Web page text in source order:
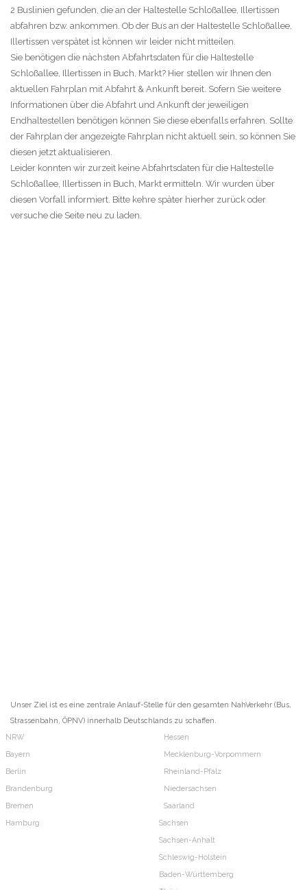
2 Buslinien gefunden, die an der Haltestelle Schloßallee, Illertissen
abfahren bzw. ankommen. Ob der Bus an der Haltestelle Schloßallee,
Illertissen verspätet ist können wir leider nicht mitteilen.
Sie benötigen die nächsten Abfahrtsdaten für die Haltestelle
Schloßallee, Illertissen in Buch, Markt? Hier stellen wir Ihnen den
aktuellen Fahrplan mit Abfahrt & Ankunft bereit. Sofern Sie weitere
Informationen über die Abfahrt und Ankunft der jeweiligen
Endhaltestellen benötigen können Sie diese ebenfalls erfahren. Sollte
der Fahrplan der angezeigte Fahrplan nicht aktuell sein, so können Sie
diesen jetzt aktualisieren.
Leider konnten wir zurzeit keine Abfahrtsdaten für die Haltestelle
Schloßallee, Illertissen in Buch, Markt ermitteln. Wir wurden über
diesen Vorfall informiert. Bitte kehre später hierher zurück oder
versuche die Seite neu zu laden.
Unser Ziel ist es eine zentrale Anlauf-Stelle für den gesamten NahVerkehr (Bus,
Strassenbahn, ÖPNV) innerhalb Deutschlands zu schaffen.
NRW
Bayern
Berlin
Brandenburg
Bremen
Hamburg
Hessen
Mecklenburg-Vorpommern
Rheinland-Pfalz
Niedersachsen
Saarland
Sachsen
Sachsen-Anhalt
Schleswig-Holstein
Baden-Württemberg